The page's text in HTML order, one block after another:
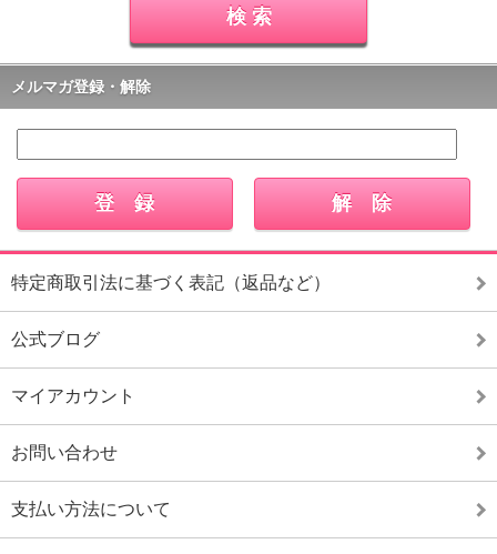
メルマガ登録・解除
特定商取引法に基づく表記（返品など）
公式ブログ
マイアカウント
お問い合わせ
支払い方法について